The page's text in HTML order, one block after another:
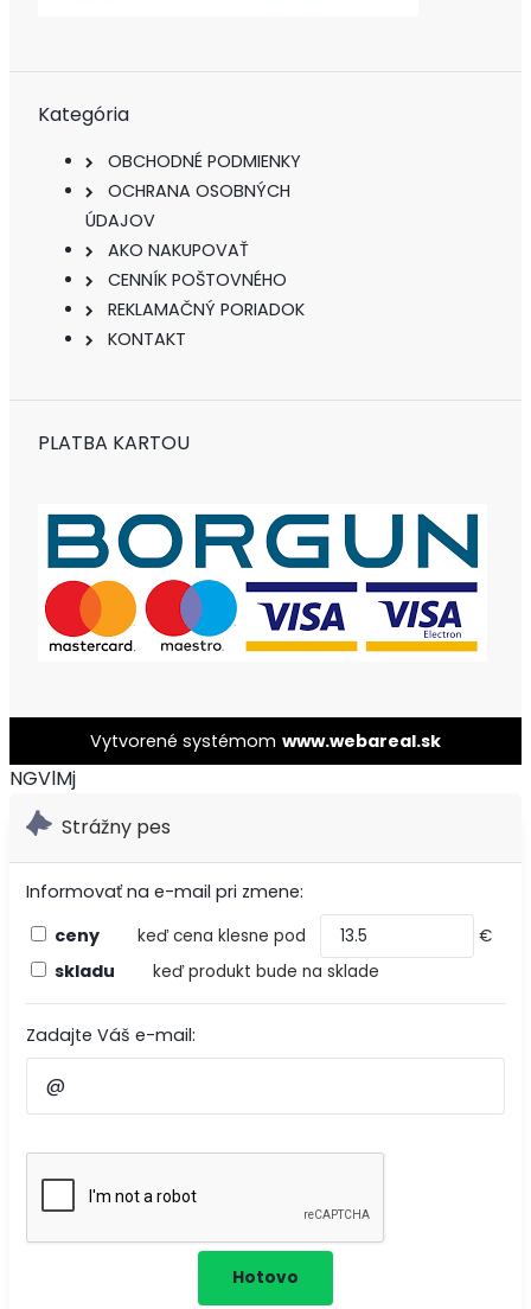
Kategória
OBCHODNÉ PODMIENKY
OCHRANA OSOBNÝCH
ÚDAJOV
AKO NAKUPOVAŤ
CENNÍK POŠTOVNÉHO
REKLAMAČNÝ PORIADOK
KONTAKT
PLATBA KARTOU
Vytvorené systémom www.webareal.sk
NGVlMj
Strážny pes
Informovať na e-mail pri zmene:
ceny
keď cena klesne pod €
skladu keď produkt bude na sklade
Zadajte Váš e-mail: